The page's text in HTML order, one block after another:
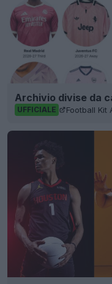
Archivio divise da
UFFICIALE Football Kit